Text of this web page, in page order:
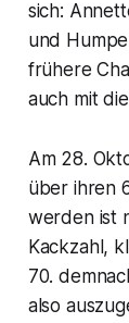
sich:
und
frühere
auch mit
Am 28.
über ihren
werden ist
Kackzahl,
70.
also